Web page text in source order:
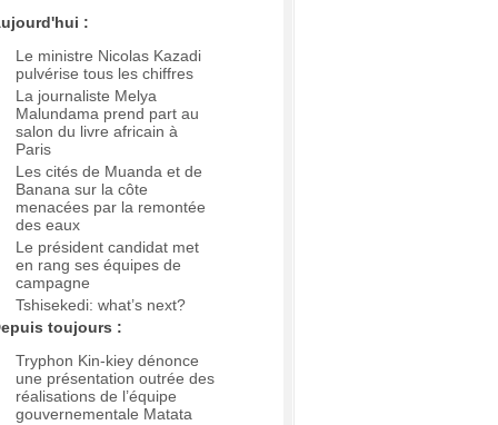
:
Le ministre Nicolas Kazadi
pulvérise tous les chiffres
La journaliste Melya
Malundama prend part au
salon du livre africain à
Paris
Les cités de Muanda et de
Banana sur la côte
menacées par la remontée
des eaux
Le président candidat met
en rang ses équipes de
campagne
Tshisekedi: what’s next?
toujours :
Tryphon Kin-kiey dénonce
une présentation outrée des
réalisations de l’équipe
gouvernementale Matata